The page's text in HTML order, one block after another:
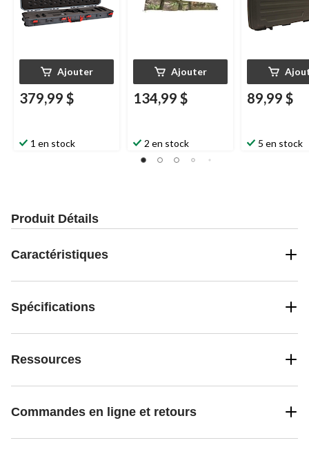
Ajouter
379,99 $
1 en stock
Ajouter
134,99 $
2 en stock
89,99 $
5 en stock
Produit Détails
Caractéristiques
Spécifications
Ressources
Commandes en ligne et retours